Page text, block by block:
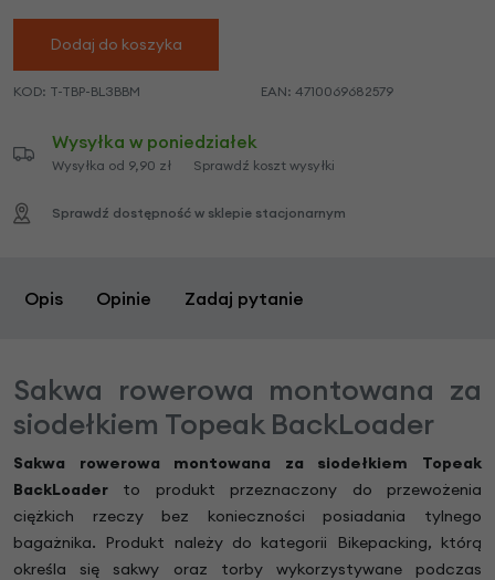
Dodaj do koszyka
KOD: T-TBP-BL3BBM EAN: 4710069682579
Wysyłka w poniedziałek
Wysyłka od 9,90 zł Sprawdź koszt wysyłki
Sprawdź dostępność w sklepie stacjonarnym
Opis Opinie Zadaj pytanie
Sakwa rowerowa montowana za
siodełkiem Topeak BackLoader
Sakwa rowerowa montowana za siodełkiem Topeak
BackLoader to produkt przeznaczony do przewożenia
ciężkich rzeczy bez konieczności posiadania tylnego
bagażnika. Produkt należy do kategorii Bikepacking, którą
określa się sakwy oraz torby wykorzystywane podczas